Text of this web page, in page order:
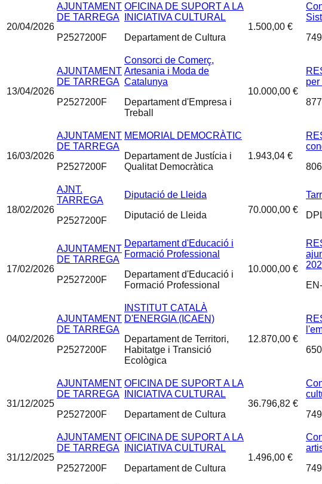
20/04/2026
AJUNTAMENT
DE TARREGA
P2527200F
OFICINA DE SUPORT A LA
INICIATIVA CULTURAL
Departament de Cultura
1.500,00 €
13/04/2026
AJUNTAMENT
DE TARREGA
P2527200F
Consorci de Comerç,
Artesania i Moda de
Catalunya
Departament d'Empresa i
Treball
10.000,00 €
per
16/03/2026
AJUNTAMENT
DE TARREGA
P2527200F
MEMORIAL DEMOCRÀTIC
Departament de Justícia i
Qualitat Democràtica
1.943,04 €
18/02/2026
AJNT.
TARREGA
P2527200F
Diputació de Lleida
Diputació de Lleida
70.000,00 €
17/02/2026
AJUNTAMENT
DE TARREGA
P2527200F
Departament d'Educació i
Formació Professional
Departament d'Educació i
Formació Professional
10.000,00 €
04/02/2026
AJUNTAMENT
DE TARREGA
P2527200F
INSTITUT CATALÀ
D'ENERGIA (ICAEN)
Departament de Territori,
Habitatge i Transició
Ecològica
12.870,00 €
31/12/2025
AJUNTAMENT
DE TARREGA
P2527200F
OFICINA DE SUPORT A LA
INICIATIVA CULTURAL
Departament de Cultura
36.796,82 €
31/12/2025
AJUNTAMENT
DE TARREGA
P2527200F
OFICINA DE SUPORT A LA
INICIATIVA CULTURAL
Departament de Cultura
1.496,00 €